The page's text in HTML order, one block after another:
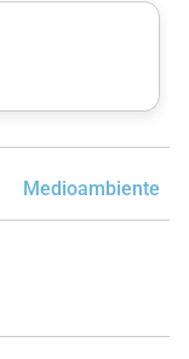
Medioambiente